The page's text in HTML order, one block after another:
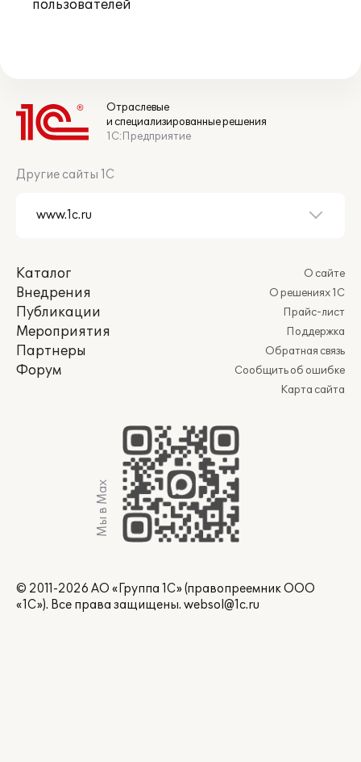
пользователей
Отраслевые
и специализированные решения
1С:Предприятие
Другие сайты 1С
Каталог
Внедрения
Публикации
Мероприятия
Партнеры
Форум
О сайте
О решениях 1С
Прайс-лист
Поддержка
Обратная связь
Сообщить об ошибке
Карта сайта
Мы в Max
© 2011-2026 АО «Группа 1С» (правопреемник ООО
«1С»). Все права защищены. websol@1c.ru